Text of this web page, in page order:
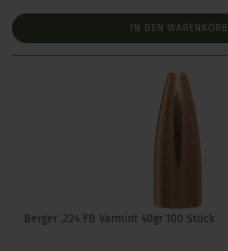
IN DEN WARENKORB
Berger .224 FB Varmint 40gr 100 Stück